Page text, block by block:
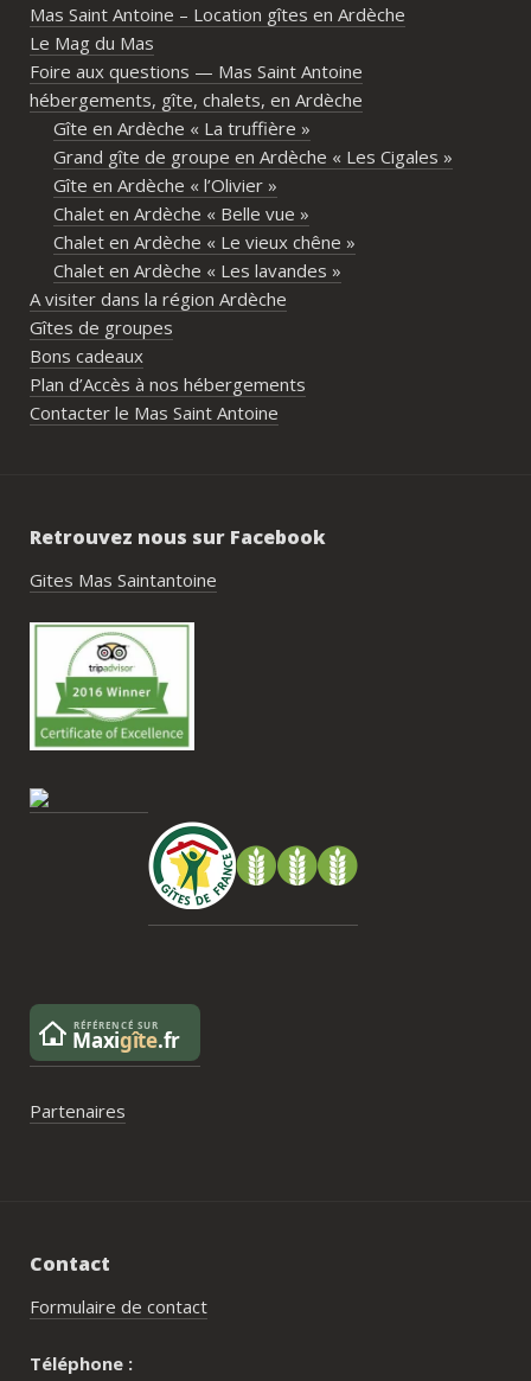
différents gîtes permettent à chacun
d’avoir son espace tout en gardant un
vrai lieu de rassemblement pour
partager les repas et les activités.Un
immense merci également aux
propriétaires pour leur disponibilité, leur
écoute et leur gentillesse tout au long de
l’organisation. Nous avons été très bien
accompagnés avant le week-end avec de
nombreux conseils utiles, aussi bien pour
les prestataires que pour l’organisation
générale de l’événement.Tout a été
simple, fluide et agréable. Les
recommandations données sur place
étaient excellentes et nous ont permis
piscine, nature, tranquillité, nombreux
hébergements et beaucoup d’activités à
très beau souvenir de ce week-end et
nous recommandons le Mas Saint-
Antoine sans hésitation.**La seule petite
contrainte du week-end concerne la
gestion des déchets, puisqu’il n’y a pas
de tri directement sur le domaine et qu’il
faut se rendre au village. Cela ne nous a
pas posé de véritable problème, mais ce
serait un vrai plus à l’avenir.
Mas Saint Antoine – Location gîtes en Ardèche
Le Mag du Mas
Foire aux questions — Mas Saint Antoine
hébergements, gîte, chalets, en Ardèche
Gîte en Ardèche « La truffière »
Grand gîte de groupe en Ardèche « Les Cigales »
Gîte en Ardèche « l’Olivier »
Chalet en Ardèche « Belle vue »
Chalet en Ardèche « Le vieux chêne »
Chalet en Ardèche « Les lavandes »
A visiter dans la région Ardèche
Gîtes de groupes
Bons cadeaux
Plan d’Accès à nos hébergements
Contacter le Mas Saint Antoine
Retrouvez nous sur Facebook
Gites Mas Saintantoine
Partenaires
Contact
Formulaire de contact
Téléphone :